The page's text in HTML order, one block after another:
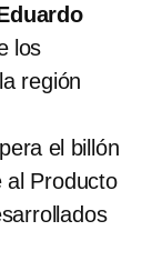
los
región
el billón
al Producto